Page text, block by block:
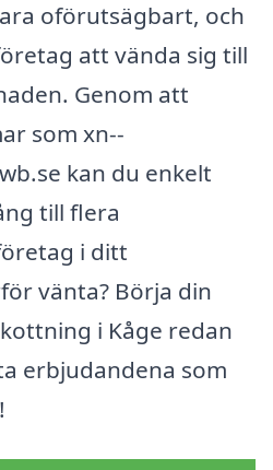
oförutsägbart, och
att vända sig till
Genom att
som xn--
kan du enkelt
till flera
i ditt
vänta? Börja din
i Kåge redan
erbjudandena som